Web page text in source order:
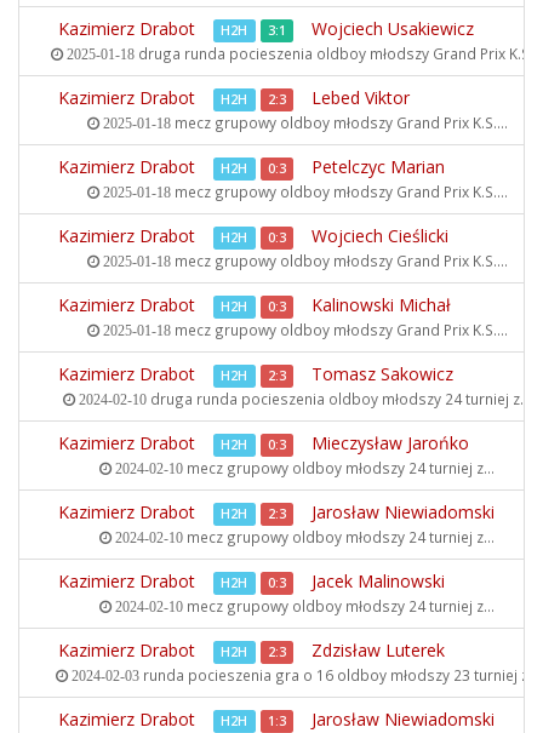
Kazimierz Drabot H2H 3:1 Wojciech Usakiewicz
2025-01-18druga runda pocieszenia oldboy młodszy Grand Prix K.S....
Kazimierz Drabot H2H 2:3 Lebed Viktor
2025-01-18mecz grupowy oldboy młodszy Grand Prix K.S....
Kazimierz Drabot H2H 0:3 Petelczyc Marian
2025-01-18mecz grupowy oldboy młodszy Grand Prix K.S....
Kazimierz Drabot H2H 0:3 Wojciech Cieślicki
2025-01-18mecz grupowy oldboy młodszy Grand Prix K.S....
Kazimierz Drabot H2H 0:3 Kalinowski Michał
2025-01-18mecz grupowy oldboy młodszy Grand Prix K.S....
Kazimierz Drabot H2H 2:3 Tomasz Sakowicz
2024-02-10 druga runda pocieszenia oldboy młodszy 24 turniej z...
Kazimierz Drabot H2H 0:3 Mieczysław Jarońko
2024-02-10 mecz grupowy oldboy młodszy 24 turniej z...
Kazimierz Drabot H2H 2:3 Jarosław Niewiadomski
2024-02-10 mecz grupowy oldboy młodszy 24 turniej z...
Kazimierz Drabot H2H 0:3 Jacek Malinowski
2024-02-10 mecz grupowy oldboy młodszy 24 turniej z...
Kazimierz Drabot H2H 2:3 Zdzisław Luterek
2024-02-03runda pocieszenia gra o 16 oldboy młodszy 23 turniej z...
Kazimierz Drabot H2H 1:3 Jarosław Niewiadomski